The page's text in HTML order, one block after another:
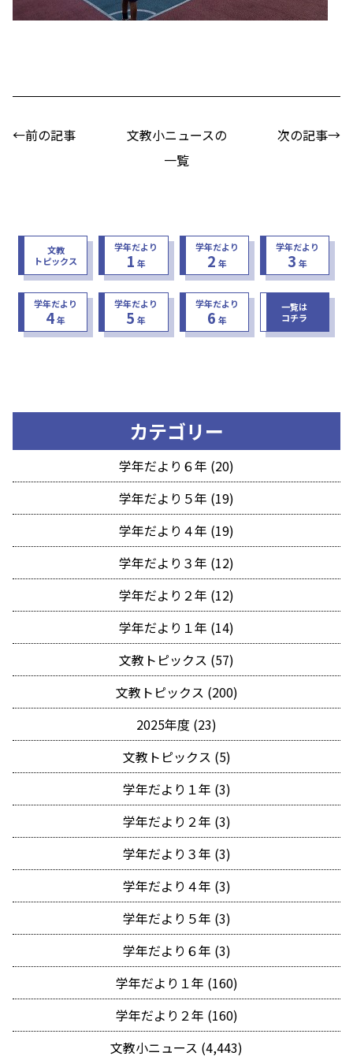
←前の記事
文教小ニュースの
一覧
次の記事→
文教
トピックス
学年だより
1 年
学年だより
2 年
学年だより
3 年
学年だより
4年
学年だより
5 年
学年だより
6 年
一覧は
コチラ
カテゴリー
学年だより６年 (20)
学年だより５年 (19)
学年だより４年 (19)
学年だより３年 (12)
学年だより２年 (12)
学年だより１年 (14)
文教トピックス (57)
文教トピックス (200)
2025年度 (23)
文教トピックス (5)
学年だより１年 (3)
学年だより２年 (3)
学年だより３年 (3)
学年だより４年 (3)
学年だより５年 (3)
学年だより６年 (3)
学年だより１年 (160)
学年だより２年 (160)
文教小ニュース (4,443)